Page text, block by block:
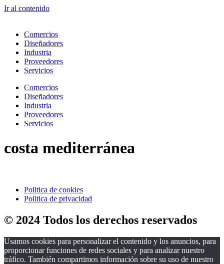
Ir al contenido
Comercios
Diseñadores
Industria
Proveedores
Servicios
Comercios
Diseñadores
Industria
Proveedores
Servicios
costa mediterránea
Politica de cookies
Politica de privacidad
© 2024 Todos los derechos reservados
Usamos cookies para personalizar el contenido y los anuncios, para
proporcionar funciones de redes sociales y para analizar nuestro
tráfico. También compartimos información sobre su uso de nuestro